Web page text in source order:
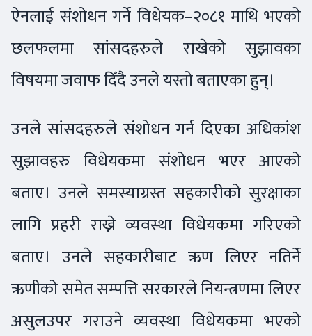
ऐनलाई संशोधन गर्ने विधेयक–२०८१ माथि भएको
छलफलमा सांसदहरुले राखेको सुझावका
विषयमा जवाफ दिँदै उनले यस्तो बताएका हुन्।
उनले सांसदहरुले संशोधन गर्न दिएका अधिकांश
सुझावहरु विधेयकमा संशोधन भएर आएको
बताए। उनले समस्याग्रस्त सहकारीको सुरक्षाका
लागि प्रहरी राख्ने व्यवस्था विधेयकमा गरिएको
बताए। उनले सहकारीबाट ऋण लिएर नतिर्ने
ऋणीको समेत सम्पत्ति सरकारले नियन्त्रणमा लिएर
असुलउपर गराउने व्यवस्था विधेयकमा भएको